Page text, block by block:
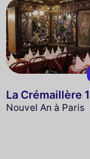
La Crémaillère
Nouvel An à Paris